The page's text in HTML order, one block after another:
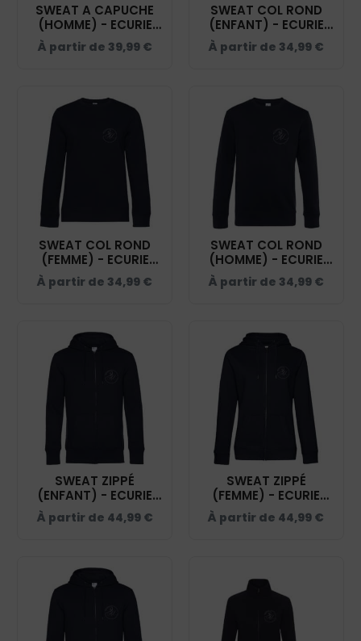
SWEAT A CAPUCHE
(HOMME) - ECURIE
KERSAÏAN - NAVY -
BCU33B
À partir de 39,99 €
SWEAT COL ROND
(ENFANT) - ECURIE
KERSAÏAN - NAVY -
ID332K
À partir de 34,99 €
SWEAT COL ROND
(FEMME) - ECURIE
KERSAÏAN - NAVY -
BCW01Q
À partir de 34,99 €
SWEAT COL ROND
(HOMME) - ECURIE
KERSAÏAN - NAVY -
BCU01K
À partir de 34,99 €
SWEAT ZIPPÉ
(ENFANT) - ECURIE
KERSAÏAN - NAVY -
K455
À partir de 44,99 €
SWEAT ZIPPÉ
(FEMME) - ECURIE
KERSAÏAN - NAVY -
BCW03Q
À partir de 44,99 €